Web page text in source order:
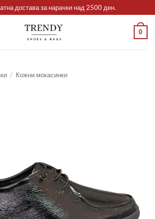
достава за нарачки над 2500 ден.
0
/ Кожни мокасинки